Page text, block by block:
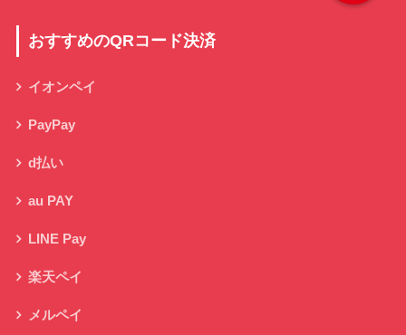
おすすめのQRコード決済
イオンペイ
PayPay
d払い
au PAY
LINE Pay
楽天ペイ
メルペイ